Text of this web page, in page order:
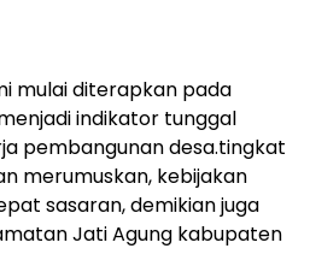
mulai diterapkan pada
indikator tunggal
pembangunan desa.tingkat
merumuskan, kebijakan
sasaran, demikian juga
Jati Agung kabupaten